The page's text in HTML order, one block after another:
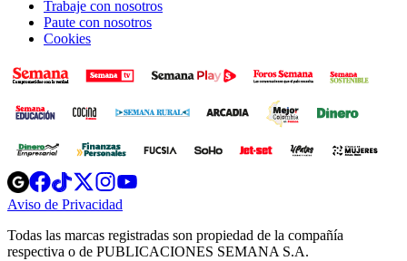
Trabaje con nosotros
Paute con nosotros
Cookies
Opens
in
new
Opens
in
new
Opens
in
new
window
Opens
new
windowwindow
Aviso de Privacidad
new
window
Todas las marcas registradas son propiedad de la compañía
respectiva o de PUBLICACIONES SEMANA S.A.